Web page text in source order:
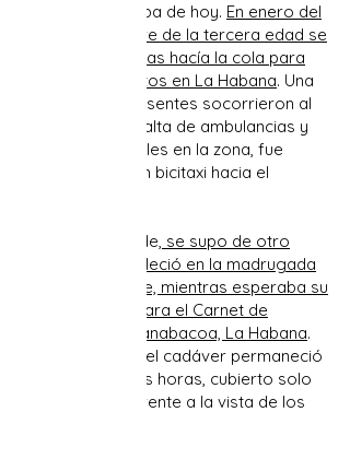
aislado en la Cuba de hoy. En enero del
año 2021, hombre de la tercera edad se
desmayó mientras hacía la cola para
comprar alimentos en La Habana. Una
vez más, los presentes socorrieron al
anciano que, a falta de ambulancias y
vehículos policiales en la zona, fue
trasladado en un bicitaxi hacia el
Un año más tarde, se supo de otro
individuo que falleció en la madrugada
del 17 de octubre, mientras esperaba su
turno en la fila para el Carnet de
Identidad en Guanabacoa, La Habana.
En esa ocasión, el cadáver permaneció
en el lugar varias horas, cubierto solo
con un nylon y frente a la vista de los